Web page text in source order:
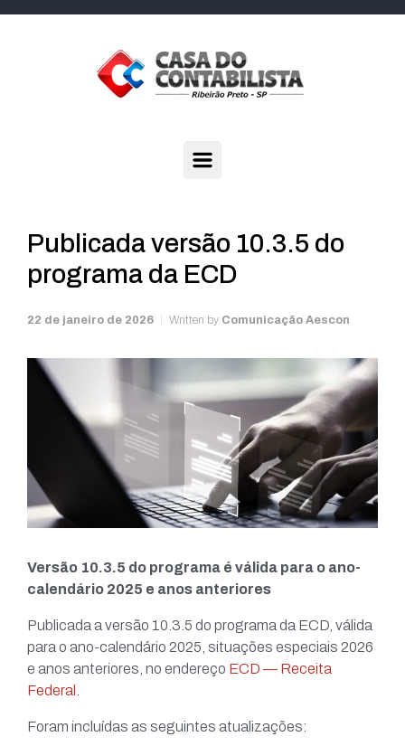
Publicada versão 10.3.5 do
programa da ECD
22 de janeiro de 2026 Written by Comunicação Aescon
Versão 10.3.5 do programa é válida para o ano-
calendário 2025 e anos anteriores
Publicada a versão 10.3.5 do programa da ECD, válida
para o ano-calendário 2025, situações especiais 2026
e anos anteriores, no endereço ECD — Receita
Federal
Foram incluídas as seguintes atualizações: